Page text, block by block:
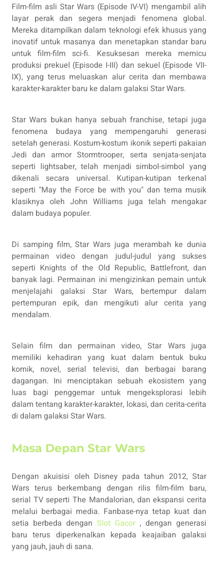
Film-film asli Star Wars (Episode IV-VI) mengambil alih
layar perak dan segera menjadi fenomena global.
Mereka ditampilkan dalam teknologi efek khusus yang
inovatif untuk masanya dan menetapkan standar baru
untuk film-film sci-fi. Kesuksesan mereka memicu
produksi prekuel (Episode I-III) dan sekuel (Episode VII-
IX), yang terus meluaskan alur cerita dan membawa
karakter-karakter baru ke dalam galaksi Star Wars.
Star Wars bukan hanya sebuah franchise, tetapi juga
fenomena budaya yang mempengaruhi generasi
setelah generasi. Kostum-kostum ikonik seperti pakaian
Jedi dan armor Stormtrooper, serta senjata-senjata
seperti lightsaber, telah menjadi simbol-simbol yang
dikenali secara universal. Kutipan-kutipan terkenal
seperti "May the Force be with you" dan tema musik
klasiknya oleh John Williams juga telah mengakar
dalam budaya populer.
Di samping film, Star Wars juga merambah ke dunia
permainan video dengan judul-judul yang sukses
seperti Knights of the Old Republic, Battlefront, dan
banyak lagi. Permainan ini mengizinkan pemain untuk
menjelajahi galaksi Star Wars, bertempur dalam
pertempuran epik, dan mengikuti alur cerita yang
mendalam.
Selain film dan permainan video, Star Wars juga
memiliki kehadiran yang kuat dalam bentuk buku
komik, novel, serial televisi, dan berbagai barang
dagangan. Ini menciptakan sebuah ekosistem yang
luas bagi penggemar untuk mengeksplorasi lebih
dalam tentang karakter-karakter, lokasi, dan cerita-cerita
di dalam galaksi Star Wars.
Masa Depan Star Wars
Dengan akuisisi oleh Disney pada tahun 2012, Star
Wars terus berkembang dengan rilis film-film baru,
serial TV seperti The Mandalorian, dan ekspansi cerita
melalui berbagai media. Fanbase-nya tetap kuat dan
setia berbeda dengan Slot Gacor , dengan generasi
baru terus diperkenalkan kepada keajaiban galaksi
yang jauh, jauh di sana.